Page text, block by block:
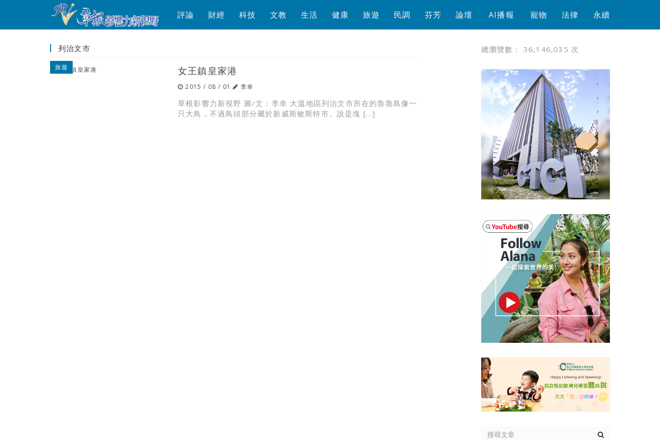
評論 財經 科技 文教 生活 健康 旅遊 民調 芬芳 論壇 AI播報 寵物 法律 永續
列治文市
旅遊 女王鎮皇家港
2015 / 08 / 01 李幸
草根影響力新視野 圖/文：李幸 大溫地區列治文市所在的魯魯島像一
只大鳥，不過鳥頭部分屬於新威斯敏斯特市。說是塊 […]
總瀏覽數： 36,146,035 次